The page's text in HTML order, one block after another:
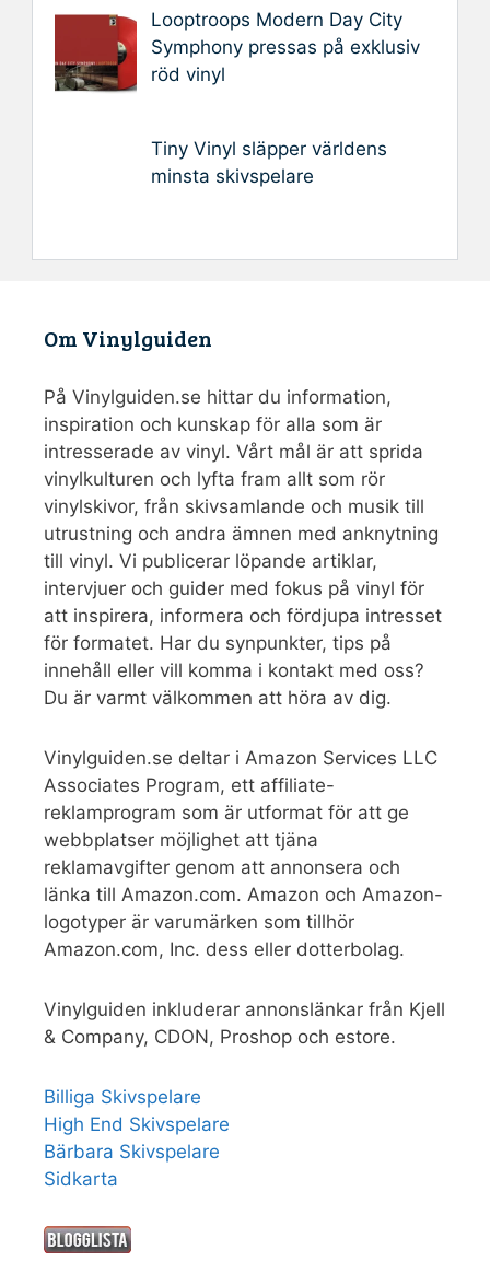
Looptroops Modern Day City
Symphony pressas på exklusiv
röd vinyl
Tiny Vinyl släpper världens
minsta skivspelare
Om Vinylguiden
På Vinylguiden.se hittar du information,
inspiration och kunskap för alla som är
intresserade av vinyl. Vårt mål är att sprida
vinylkulturen och lyfta fram allt som rör
vinylskivor, från skivsamlande och musik till
utrustning och andra ämnen med anknytning
till vinyl. Vi publicerar löpande artiklar,
intervjuer och guider med fokus på vinyl för
att inspirera, informera och fördjupa intresset
för formatet. Har du synpunkter, tips på
innehåll eller vill komma i kontakt med oss?
Du är varmt välkommen att höra av dig.
Vinylguiden.se deltar i Amazon Services LLC
Associates Program, ett affiliate-
reklamprogram som är utformat för att ge
webbplatser möjlighet att tjäna
reklamavgifter genom att annonsera och
länka till Amazon.com. Amazon och Amazon-
logotyper är varumärken som tillhör
Amazon.com, Inc. dess eller dotterbolag.
Vinylguiden inkluderar annonslänkar från Kjell
& Company, CDON, Proshop och estore.
Billiga Skivspelare
High End Skivspelare
Bärbara Skivspelare
Sidkarta